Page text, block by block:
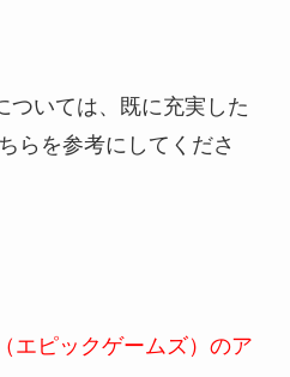
ついては、既に充実した
らを参考にしてくださ
エピックゲームズ）のア